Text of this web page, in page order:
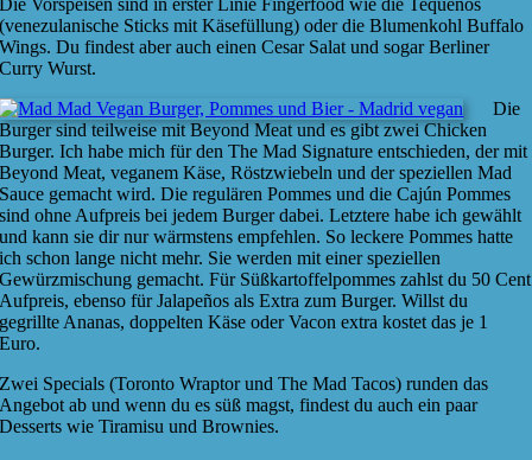
(venezulanische Sticks mit Käsefüllung) oder die Blumenkohl Buffalo
Wings. Du findest aber auch einen Cesar Salat und sogar Berliner
Curry Wurst.
Die
Burger sind teilweise mit Beyond Meat und es gibt zwei Chicken
Burger. Ich habe mich für den The Mad Signature entschieden, der mit
Beyond Meat, veganem Käse, Röstzwiebeln und der speziellen Mad
Sauce gemacht wird. Die regulären Pommes und die Cajún Pommes
sind ohne Aufpreis bei jedem Burger dabei. Letztere habe ich gewählt
und kann sie dir nur wärmstens empfehlen. So leckere Pommes hatte
ich schon lange nicht mehr. Sie werden mit einer speziellen
Gewürzmischung gemacht. Für Süßkartoffelpommes zahlst du 50 Cent
Aufpreis, ebenso für Jalapeños als Extra zum Burger. Willst du
gegrillte Ananas, doppelten Käse oder Vacon extra kostet das je 1
Euro.
Zwei Specials (Toronto Wraptor und The Mad Tacos) runden das
Angebot ab und wenn du es süß magst, findest du auch ein paar
Desserts wie Tiramisu und Brownies.